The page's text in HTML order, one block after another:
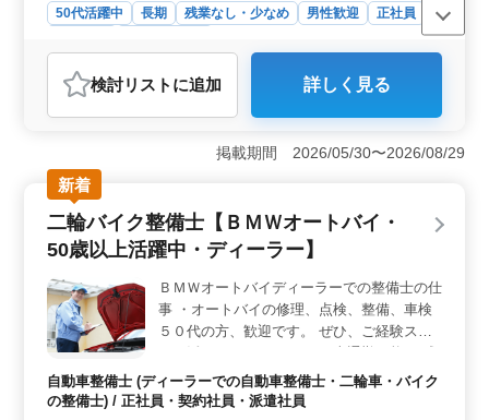
50代活躍中 長期 残業なし・少なめ 男性歓迎
正社員
おすすめポイント
＜経験を活かす＞ この求人は二輪バイク整備の経験が5
年以上ある方を募集します。必要な資格を持っている方
＜通勤の利便性＞ マイカー、バイク通勤が可能で、駐
車場も無料です。最寄りの古川橋駅からのアクセスも良
く、通勤に便利な立地条件を備えています。 ＜働き
やすい環境＞ 週休2日のシフト制で、夏季休暇、年末年
始休暇、GW休暇の長期休暇があります。また、残業は月
平均15時間と少なめで、プライベートとのバランスを保
ちやすい職場です。
検討リスト に追加 詳しく見る
掲載期間 2026/05/30〜2026/08/29
新着
二輪バイク整備士【ＢＭＷオートバイ・
50歳以上活躍中・ディーラー】
ＢＭＷオートバイディーラーでの整備士の仕
事 ・オートバイの修理、点検、整備、車検
５０代の方、歓迎です。 ぜひ、ご経験スキ
ルを活かしてください。 ☆車通勤可能 ☆残
業少なめ ☆時間外手当あり
自動車整備士 (ディーラーでの自動車整備士・二輪車・バイク
の整備士) / 正社員・契約社員・派遣社員